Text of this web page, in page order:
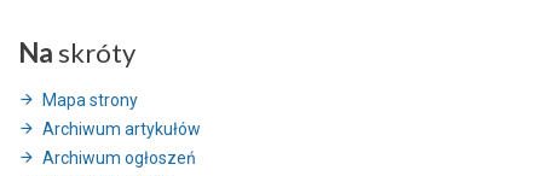
Na skróty
Mapa strony
Archiwum artykułów
Archiwum ogłoszeń